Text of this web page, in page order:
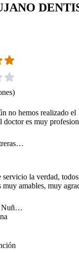
)
no hemos realizado el
doctor es muy
su evaluación y ella es
pidió la autorización del
con la autorización para
Desde el inicio es un
y amable!
servicio la verdad,
muy amables, muy
me brindaron,